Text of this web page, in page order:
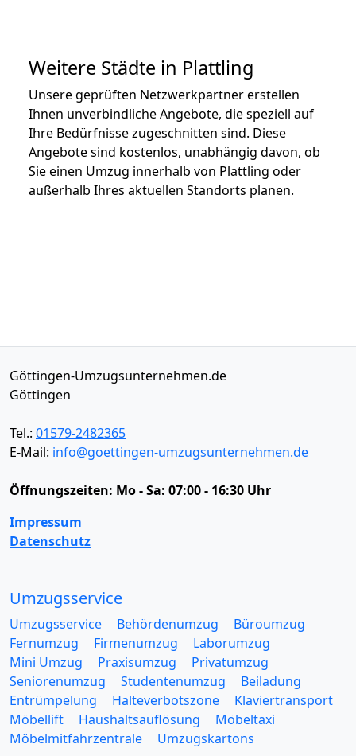
Weitere Städte in Plattling
Unsere geprüften Netzwerkpartner erstellen
Ihnen unverbindliche Angebote, die speziell auf
Ihre Bedürfnisse zugeschnitten sind. Diese
Angebote sind kostenlos, unabhängig davon, ob
Sie einen Umzug innerhalb von Plattling oder
außerhalb Ihres aktuellen Standorts planen.
Göttingen-Umzugsunternehmen.de
Göttingen
Tel.: 01579-2482365
E-Mail: info@goettingen-umzugsunternehmen.de
Öffnungszeiten: Mo - Sa: 07:00 - 16:30 Uhr
Impressum
Datenschutz
Umzugsservice
Umzugsservice Behördenumzug
Büroumzug
Fernumzug
Firmenumzug
Laborumzug
Mini Umzug
Praxisumzug
Privatumzug
Seniorenumzug
Studentenumzug
Beiladung
Entrümpelung
Halteverbotszone
Klaviertransport
Möbellift
Haushaltsauflösung
Möbeltaxi
Möbelmitfahrzentrale
Umzugskartons